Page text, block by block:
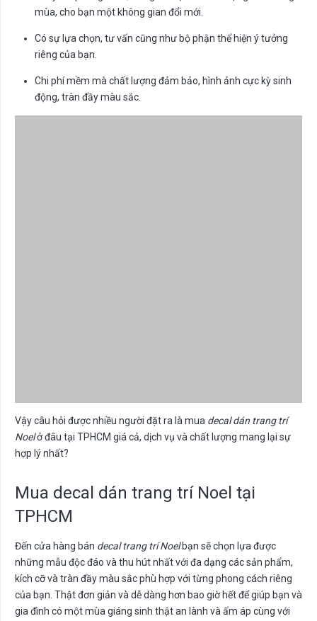
mùa, cho bạn một không gian đổi mới.
Có sự lựa chọn, tư vấn cũng như bộ phận thể hiện ý tưởng
riêng của bạn.
Chi phí mềm mà chất lượng đảm bảo, hình ảnh cực kỳ sinh
động, tràn đầy màu sắc.
Vậy câu hỏi được nhiều người đặt ra là mua decal dán trang trí
Noelở đâu tại TPHCM giá cả, dịch vụ và chất lượng mang lại sự
hợp lý nhất?
Mua decal dán trang trí Noel tại
TPHCM
Đến cửa hàng bán decal trang trí Noelbạn sẽ chọn lựa được
những mẫu độc đáo và thu hút nhất với đa dạng các sản phẩm,
kích cỡ và tràn đầy màu sắc phù hợp với từng phong cách riêng
của bạn. Thật đơn giản và dễ dàng hơn bao giờ hết để giúp bạn và
gia đình có một mùa giáng sinh thật an lành và ấm áp cùng với